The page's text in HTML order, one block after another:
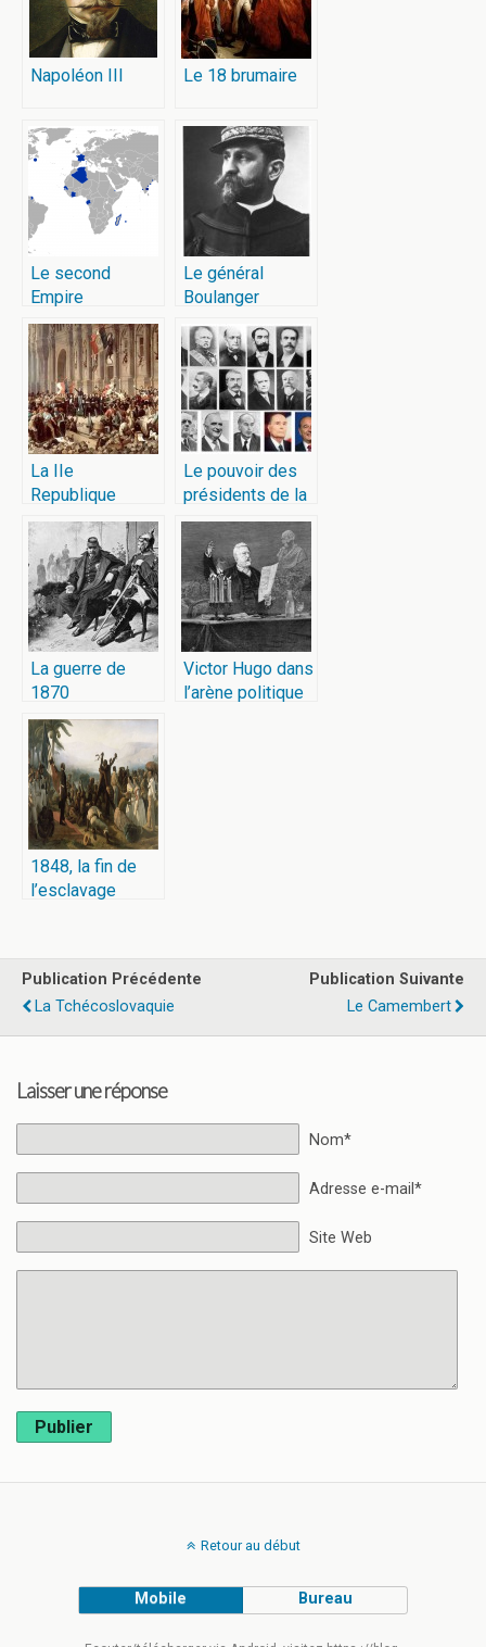
Napoléon III Le 18 brumaire
Le second
Empire
Le général
Boulanger
La IIe
Republique
Le pouvoir des
présidents de la
république
La guerre de
1870
Victor Hugo dans
l’arène politique
1848, la fin de
l’esclavage
Publication Précédente
La Tchécoslovaquie
Publication Suivante
Le Camembert
Laisser une réponse
Nom*
Adresse e-mail*
Site Web
Publier
Retour au début
Mobile Bureau